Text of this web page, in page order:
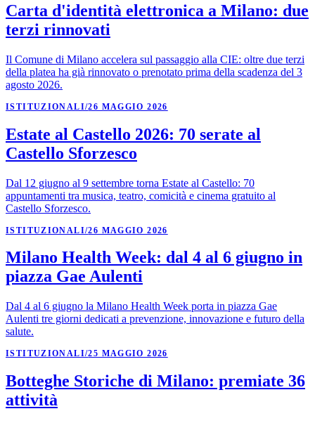
Carta d'identità elettronica a Milano: due
terzi rinnovati
Il Comune di Milano accelera sul passaggio alla CIE: oltre due terzi
della platea ha già rinnovato o prenotato prima della scadenza del 3
agosto 2026.
ISTITUZIONALI/26 MAGGIO 2026
Estate al Castello 2026: 70 serate al
Castello Sforzesco
Dal 12 giugno al 9 settembre torna Estate al Castello: 70
appuntamenti tra musica, teatro, comicità e cinema gratuito al
Castello Sforzesco.
ISTITUZIONALI/26 MAGGIO 2026
Milano Health Week: dal 4 al 6 giugno in
piazza Gae Aulenti
Dal 4 al 6 giugno la Milano Health Week porta in piazza Gae
Aulenti tre giorni dedicati a prevenzione, innovazione e futuro della
salute.
ISTITUZIONALI /25 MAGGIO 2026
Botteghe Storiche di Milano: premiate 36
attività